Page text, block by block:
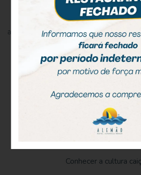
Além disso, trilhas com alto nível de
acompanhamento de um monitor
assim sendo, necessário
que não são recomendadas as visitas
de chuva, um exemplo é a
Tomar banho de
Se o que você deseja mesmo é
de cachoeira, então, basta procurar
Estadual de Ilhabela que te levam
atrativos do arquipélago.
populares e exuberantes
Conhecer a cultura